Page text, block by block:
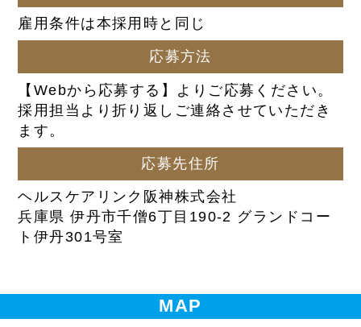
雇用条件は本採用時と同じ
応募方法
【Webから応募する】よりご応募ください。
採用担当より折り返しご連絡させていただき
ます。
応募先住所
ヘルスケアリンク阪神株式会社
兵庫県 伊丹市千僧6丁目190-2 グランドコー
ト伊丹301号室
MAP